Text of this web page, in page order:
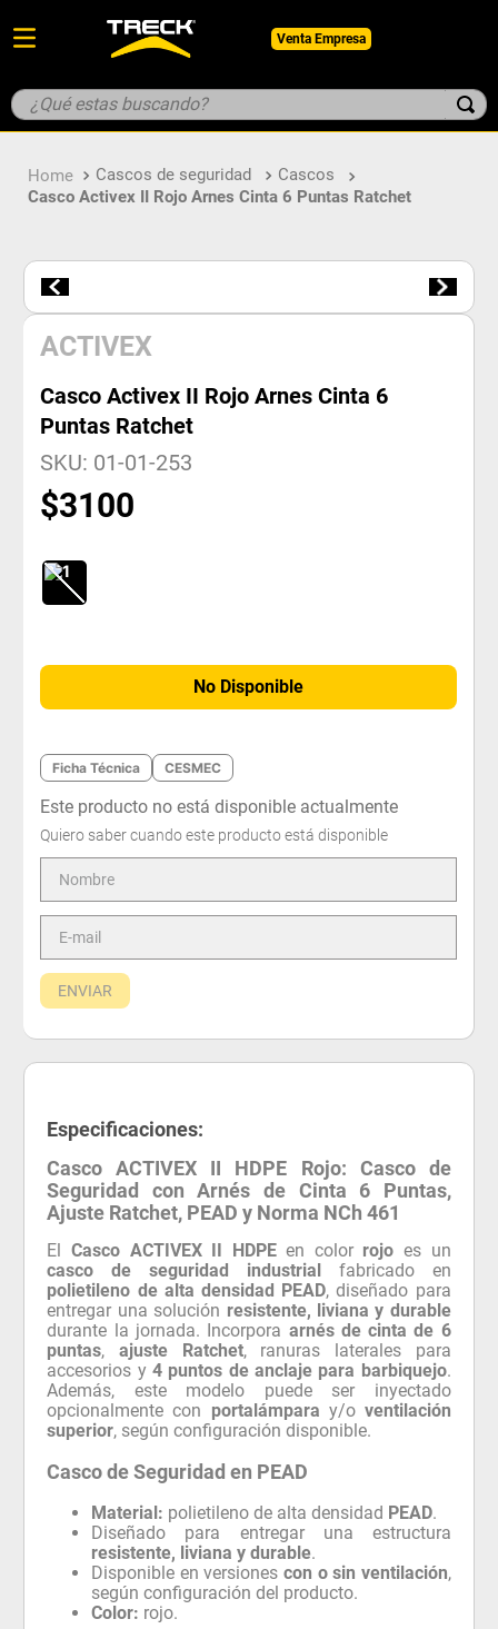
Venta Empresa
¿Qué estas buscando?
Cascos de seguridad
Cascos
Casco Activex II Rojo Arnes Cinta 6 Puntas Ratchet
ACTIVEX
Casco Activex II Rojo Arnes Cinta 6
Puntas Ratchet
SKU: 01-01-253
$3100
No Disponible
Ficha Técnica CESMEC
Este producto no está disponible actualmente
Quiero saber cuando este producto está disponible
ENVIAR
Especificaciones:
Casco ACTIVEX II HDPE Rojo: Casco de
Seguridad con Arnés de Cinta 6 Puntas,
Ajuste Ratchet, PEAD y Norma NCh 461
ElCasco ACTIVEX II HDPEen color rojo es un
casco de seguridad industrialfabricado en
polietileno de alta densidad PEAD, diseñado para
entregar una solución resistente, liviana y durable
durante la jornada. Incorpora arnés de cinta de 6
puntas,ajuste Ratchet, ranuras laterales para
accesorios y4 puntos de anclaje para barbiquejo.
Además, este modelo puede ser inyectado
opcionalmente con portalámpara y/o ventilación
superior, según configuración disponible.
Casco de Seguridad en PEAD
Material: polietileno de alta densidad PEAD.
Diseñado para entregar una estructura
resistente, liviana y durable.
Disponible en versiones con o sin ventilación,
según configuración del producto.
Color: rojo.
1. botin